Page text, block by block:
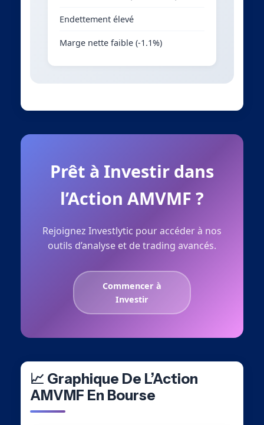
Endettement élevé
Marge nette faible (-1.1%)
Prêt à Investir dans
l’Action AMVMF ?
Rejoignez Investlytic pour accéder à nos
outils d’analyse et de trading avancés.
Commencer à
Investir
📈 Graphique De L’Action
AMVMF En Bourse